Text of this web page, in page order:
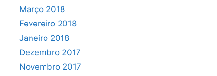
Março 2018
Fevereiro 2018
Janeiro 2018
Dezembro 2017
Novembro 2017